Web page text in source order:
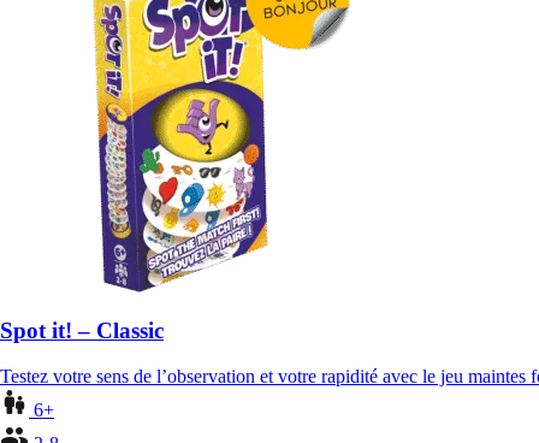
Spot it! – Classic
Testez votre sens de l’observation et votre rapidité avec le jeu
6+